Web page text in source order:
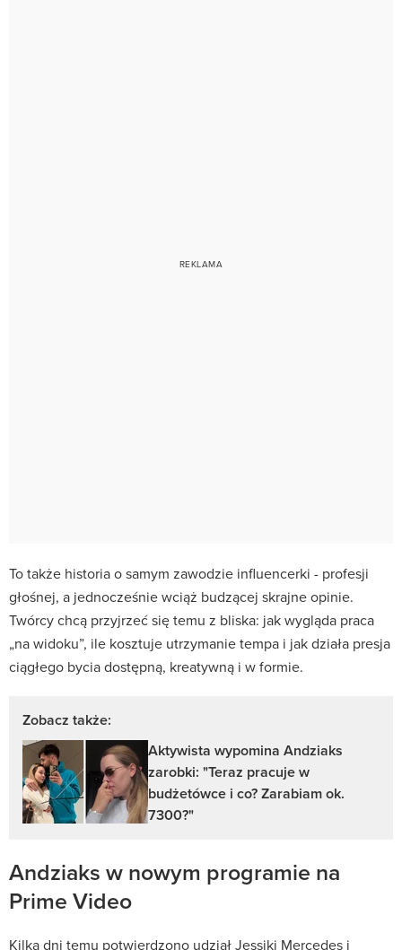
To także historia o samym zawodzie influencerki - profesji
głośnej, a jednocześnie wciąż budzącej skrajne opinie.
Twórcy chcą przyjrzeć się temu z bliska: jak wygląda praca
„na widoku”, ile kosztuje utrzymanie tempa i jak działa presja
ciągłego bycia dostępną, kreatywną i w formie.
Zobacz także:
Aktywista wypomina Andziaks
zarobki: "Teraz pracuje w
budżetówce i co? Zarabiam ok.
7300?"
Andziaks w nowym programie na
Prime Video
Kilka dni temu potwierdzono udział Jessiki Mercedes i